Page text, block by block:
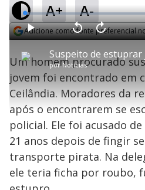
A+ A-
Adicione como fonte preferencial
P
l
a
y
porNotícias
P V
l
t
a
r
0
e
g
n
d
s
A
n
ç
a
1
e
u
n
o
s
M
u
L
o
a
d
e
:
2
.
3
1
%
Um homem procurado
jovem foi encontrado em
Ceilândia. Moradores da
após o encontrarem se
policial. Ele foi acusado
21 anos depois de fingir
transporte pirata. Na
ele teria ficha por roubo,